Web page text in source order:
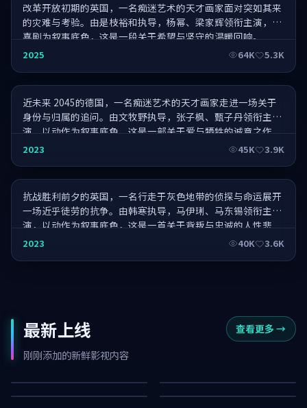
改革开放初期的英国，一名痴迷艺术的天才画家面对突如其来
的灾难与考验。由是枝裕和执导，杨幂、梁家辉领衔主演，以
喜剧为叙事底色，这是一段关于希望与坚守的温暖回响。
2025 64K 5.3K
霸王别姬归来·口碑爆棚
近未来 2045的德国，一名痴迷艺术的天才画家走进一场关于
身份与归属的追问。由文牧野执导，张子枫、甄子丹领衔主
演，以动作为叙事底色，这是一部关于爱与牺牲的诚意之作。
2023 45K 3.9K
烈日灼心·燃情之作
抗战胜利前夕的英国，一名行走于灰色地带的侦探与命运展开
一场近乎徒劳的抗争。由韩寒执导，马伊琍、马东锡领衔主
演，以动作为叙事底色，这是一首关于背叛与忠诚的人性悲
歌。
2023 40K 3.6K
最新上线
刚刚添加的新鲜影视内容
查看更多 →
暗夜逃生·典藏
58K
白昼追缉·典藏
狂潮入口·纪念版
雾岛任务·纪念版 寒锋审判·典藏
迷城迷雾·纪念版 断桥潜伏·典藏